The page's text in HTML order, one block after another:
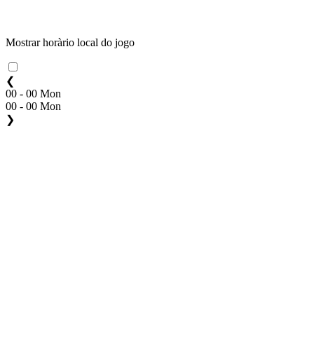
Mostrar horàrio local do jogo
❮
00 - 00 Mon
00 - 00 Mon
❯